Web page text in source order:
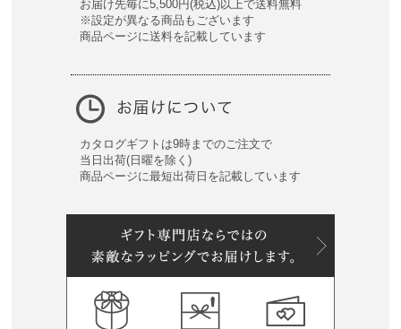
お届け先毎に5,500円(税込)以上で送料無料
※設定が異なる商品もございます
商品ページに送料を記載しています
カタログギフトは9時までのご注文で
当日出荷(日曜を除く)
商品ページに最短出荷日を記載しています